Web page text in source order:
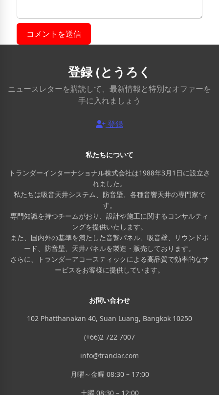
コメントを送信
登録 (とうろく
ニュースレターを購読して、最新情報と特別なオファーを
手に入れましょう
登録
私たちについて
トランダーインターナショナル株式会社は1988年3月1日に設立さ
れました。
私たちは吸音天井システム、防音壁、各種音響天井の専門家で
す。
専門知識を持つチームがおり、設計や施工に関するコンサルティ
ングを提供いたします。
また、国内外の基準を満たした音響パネル、吸音壁、サウンドボ
ード、防音壁、天井パネルを製造・販売しております。
さらに、トランダーアコースティックによる高品質で効率的なサ
ービスをお客様に提供しています。
お問い合わせ
102 Phatthanakan 40, Suan Luang, Bangkok 10250
(+66)2 722 7007
info@trandar.com
月曜～金曜 08:30 – 17:00
土曜 08:30 – 12:00